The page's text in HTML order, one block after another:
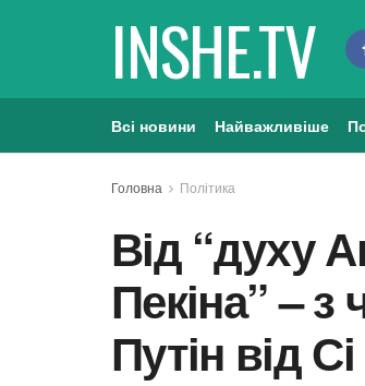
INSHE.TV
Всі новини Найважливіше
Головна Політика
Від “духу
Пекіна” –
Путін від Сі